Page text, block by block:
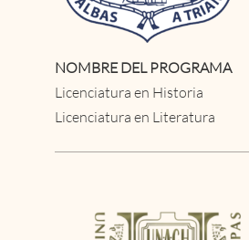
NOMBRE DEL PROGRAMA
Licenciatura en Historia
Licenciatura en Literatura